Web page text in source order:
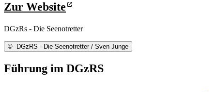
Zur Website
DGzRs - Die Seenotretter
© DGzRS - Die Seenotretter / Sven Junge
Führung im DGzRS